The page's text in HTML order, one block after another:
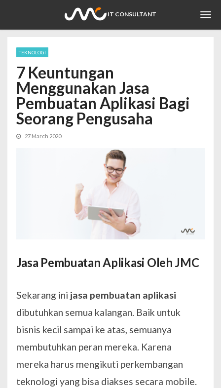
IT CONSULTANT
TEKNOLOGI
7 Keuntungan
Menggunakan Jasa
Pembuatan Aplikasi Bagi
Seorang Pengusaha
27 March 2020
Jasa Pembuatan Aplikasi Oleh JMC
Sekarang ini jasa pembuatan aplikasi
dibutuhkan semua kalangan. Baik untuk
bisnis kecil sampai ke atas, semuanya
membutuhkan peran mereka. Karena
mereka harus mengikuti perkembangan
teknologi yang bisa diakses secara mobile.